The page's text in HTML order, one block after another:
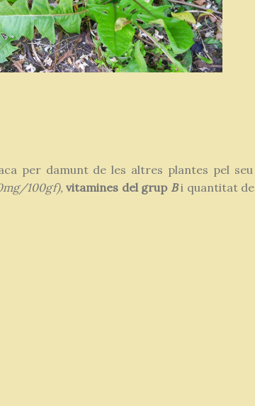
per damunt de les altres plantes pel seu
100gf),vitamines del grupBi quantitat